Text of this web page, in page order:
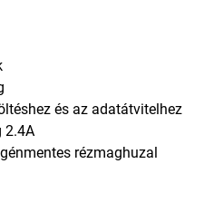
és az adatátvitelhez
2.4A
rézmaghuzal